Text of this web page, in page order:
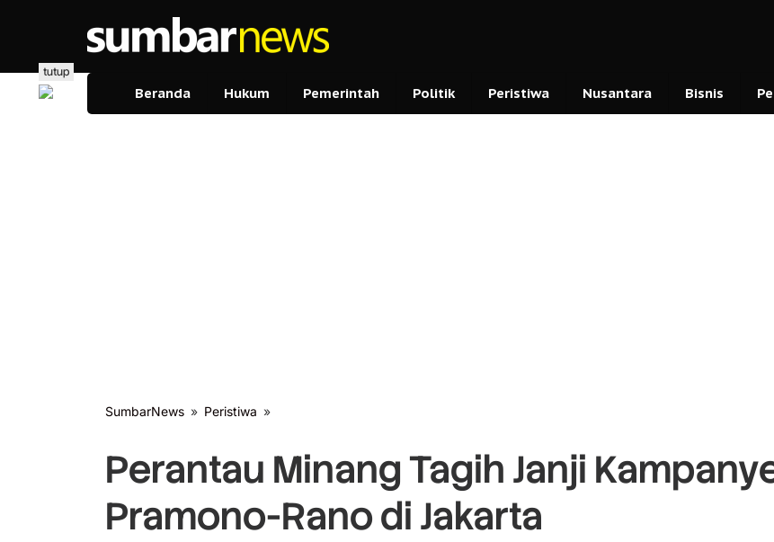
Beranda Hukum Pemerintah Politik Peristiwa Nusantara Bisnis
tutup
SumbarNews » Peristiwa »
Janji
Kampanye
Pramono-
Rano
Perantau Minang Tagih Janji
Pramono-Rano di Jakarta